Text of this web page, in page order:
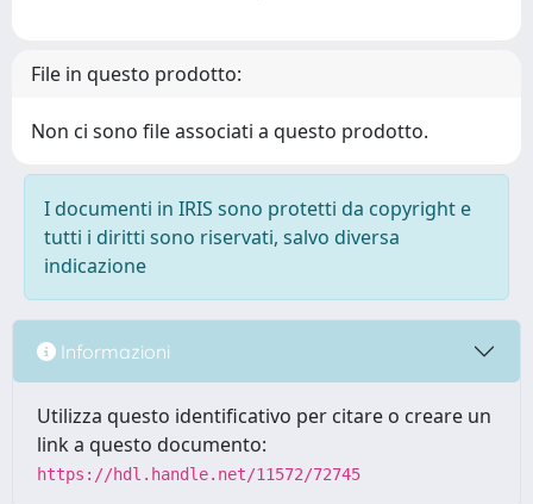
File in questo prodotto:
Non ci sono file associati a questo prodotto.
I documenti in IRIS sono protetti da copyright e
tutti i diritti sono riservati, salvo diversa
indicazione
Informazioni
Utilizza questo identificativo per citare o creare un
link a questo documento:
https://hdl.handle.net/11572/72745